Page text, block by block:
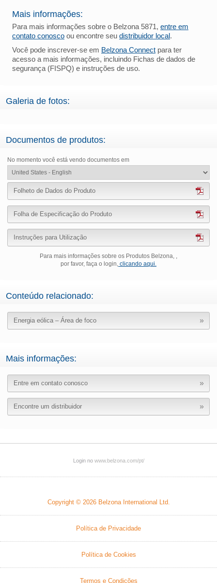
Mais informações:
Para mais informações sobre o Belzona 5871, entre em
contato conosco ou encontre seu distribuidor local.
Você pode inscrever-se em Belzona Connect para ter
acesso a mais informações, incluindo Fichas de dados de
segurança (FISPQ) e instruções de uso.
Galeria de fotos:
Documentos de produtos:
No momento você está vendo documentos em
Folheto de Dados do Produto
Folha de Especificação do Produto
Instruções para Utilização
Para mais informações sobre os Produtos Belzona, ,
por favor, faça o login, clicando aqui.
Conteúdo relacionado:
Energia eólica – Área de foco
Mais informações:
Entre em contato conosco
Encontre um distribuidor
Login no www.belzona.com/pt/
Copyright © 2026 Belzona International Ltd.
Política de Privacidade
Política de Cookies
Termos e Condições